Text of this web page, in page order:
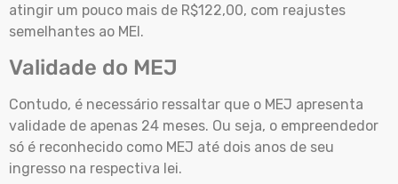
atingir um pouco mais de R$122,00, com reajustes
semelhantes ao MEI.
Validade do MEJ
Contudo, é necessário ressaltar que o MEJ apresenta
validade de apenas 24 meses. Ou seja, o empreendedor
só é reconhecido como MEJ até dois anos de seu
ingresso na respectiva lei.